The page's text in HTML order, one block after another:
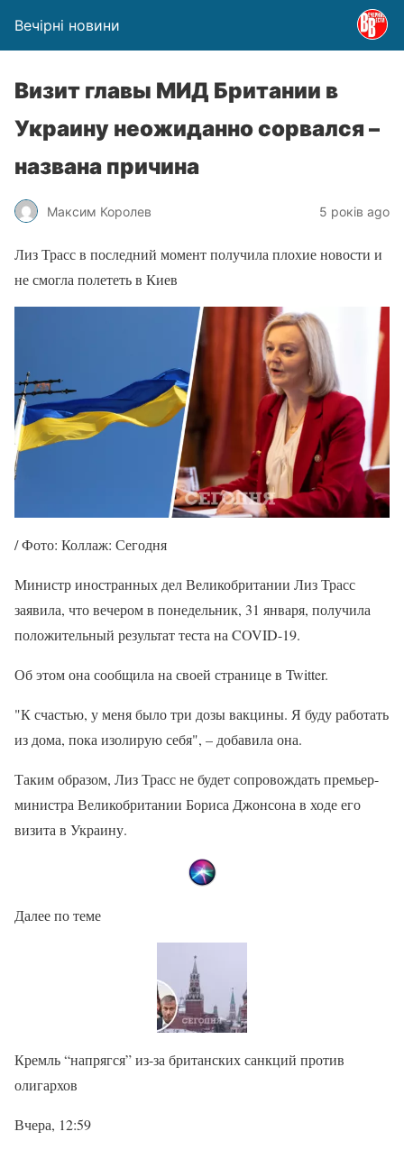
Вечірні новини
Визит главы МИД Британии в
Украину неожиданно сорвался –
названа причина
Максим Королев 5 років ago
Лиз Трасс в последний момент получила плохие новости и
не смогла полететь в Киев
/ Фото: Коллаж: Сегодня
Министр иностранных дел Великобритании Лиз Трасс
заявила, что вечером в понедельник, 31 января, получила
положительный результат теста на COVID-19.
Об этом она сообщила на своей странице в Twitter.
"К счастью, у меня было три дозы вакцины. Я буду работать
из дома, пока изолирую себя", – добавила она.
Таким образом, Лиз Трасс не будет сопровождать премьер-
министра Великобритании Бориса Джонсона в ходе его
визита в Украину.
Далее по теме
Кремль “напрягся” из-за британских санкций против
олигархов
Вчера, 12:59